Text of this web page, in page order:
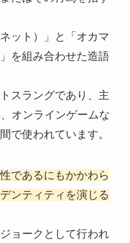
ット）」と「オカマ
を組み合わせた造語
スラングであり、主
オンラインゲームな
で使われています。
であるにもかかわら
ンティティを演じる
ョークとして行われ